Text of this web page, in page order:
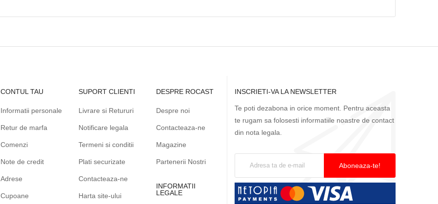
CONTUL TAU
Informatii personale
Retur de marfa
Comenzi
Note de credit
Adrese
Cupoane
SUPORT CLIENTI
Livrare si Retururi
Notificare legala
Termeni si conditii
Plati securizate
Contacteaza-ne
Harta site-ului
DESPRE ROCAST
Despre noi
Contacteaza-ne
Magazine
Partenerii Nostri
INFORMATII
LEGALE
INSCRIETI-VA LA NEWSLETTER
Te poti dezabona in orice moment. Pentru aceasta
te rugam sa folosesti informatiile noastre de contact
din nota legala.